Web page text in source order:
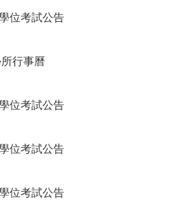
位考試公告
行事曆
位考試公告
位考試公告
位考試公告